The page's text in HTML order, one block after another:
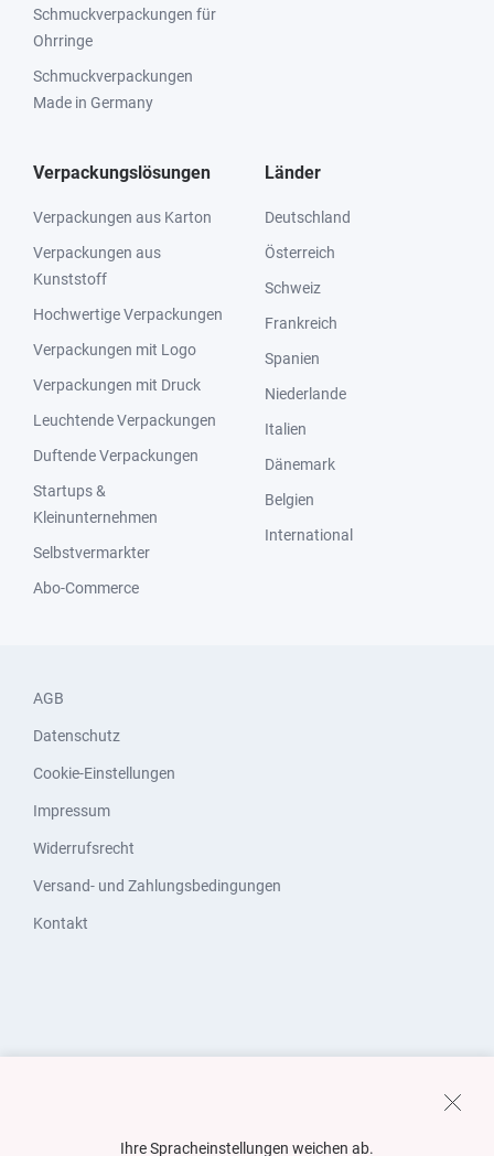
Schmuckverpackungen für
Ohrringe
Schmuckverpackungen
Made in Germany
Verpackungslösungen
Verpackungen aus Karton
Verpackungen aus
Kunststoff
Hochwertige Verpackungen
Verpackungen mit Logo
Verpackungen mit Druck
Leuchtende Verpackungen
Duftende Verpackungen
Startups &
Kleinunternehmen
Selbstvermarkter
Abo-Commerce
Länder
Deutschland
Österreich
Schweiz
Frankreich
Spanien
Niederlande
Italien
Dänemark
Belgien
International
AGB
Datenschutz
Cookie-Einstellungen
Impressum
Widerrufsrecht
Versand- und Zahlungsbedingungen
Kontakt
Ihre Spracheinstellungen weichen ab.